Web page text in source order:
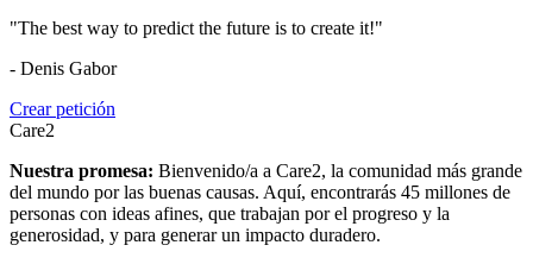
"The best way to predict the future is to create it!"
- Denis Gabor
Crear petición
Care2
Nuestra promesa: Bienvenido/a a Care2, la comunidad más grande
del mundo por las buenas causas. Aquí, encontrarás 45 millones de
personas con ideas afines, que trabajan por el progreso y la
generosidad, y para generar un impacto duradero.